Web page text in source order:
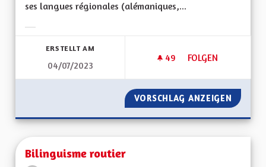
ses langues régionales (alémaniques,...
ERSTELLT AM
04/07/2023
49 49 FOLLOWER
FOLGEN
D' ELSASSISCHE
VORSCHLAG ANZEIGEN D'
Bilinguisme routier